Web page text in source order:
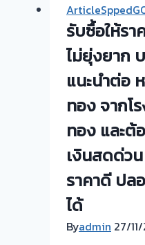
ทอง
ยินดี
บริก
รับ
ไถ่ถ
ถึง
โรง
จำนำ
ร้าน
ทอง
หน้า
รับซื้อให้ร
ไม่ยุ่งยาก
แนะนำต่อ
ทอง จากโ
ทอง และต้
เงินสดด่ว
ราคาดี ปล
ได้
Byadmin 27/